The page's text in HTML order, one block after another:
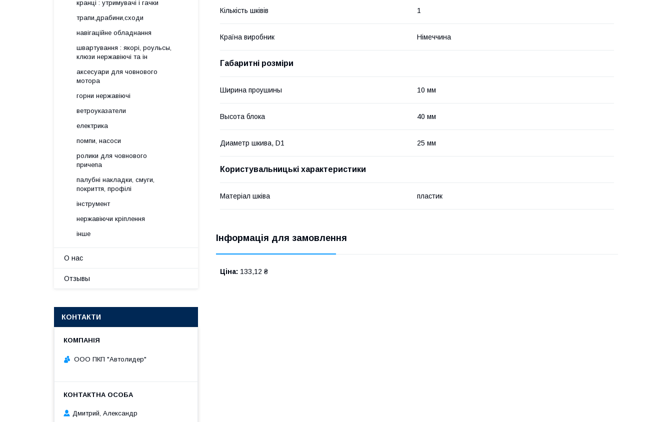
Кількість шківів 1
Країна виробник Німеччина
Габаритні розміри
Ширина проушины 10 мм
Высота блока 40 мм
Диаметр шкива, D1 25 мм
Користувальницькі характеристики
Матеріал шківа пластик
Інформація для замовлення
Ціна: 133,12 ₴
кранці : утримувачі і гачки
трапи,драбини,сходи
навігаційне обладнання
швартування : якорі, роульсы,
клюзи нержавіючі та ін
аксесуари для човнового
мотора
горни нержавіючі
ветроуказатели
електрика
помпи, насоси
ролики для човнового
причепа
палубні накладки, смуги,
покриття, профілі
інструмент
нержавіючи кріплення
інше
О нас
Отзывы
КОНТАКТИ
ООО ПКП "Автолидер"
Дмитрий, Александр